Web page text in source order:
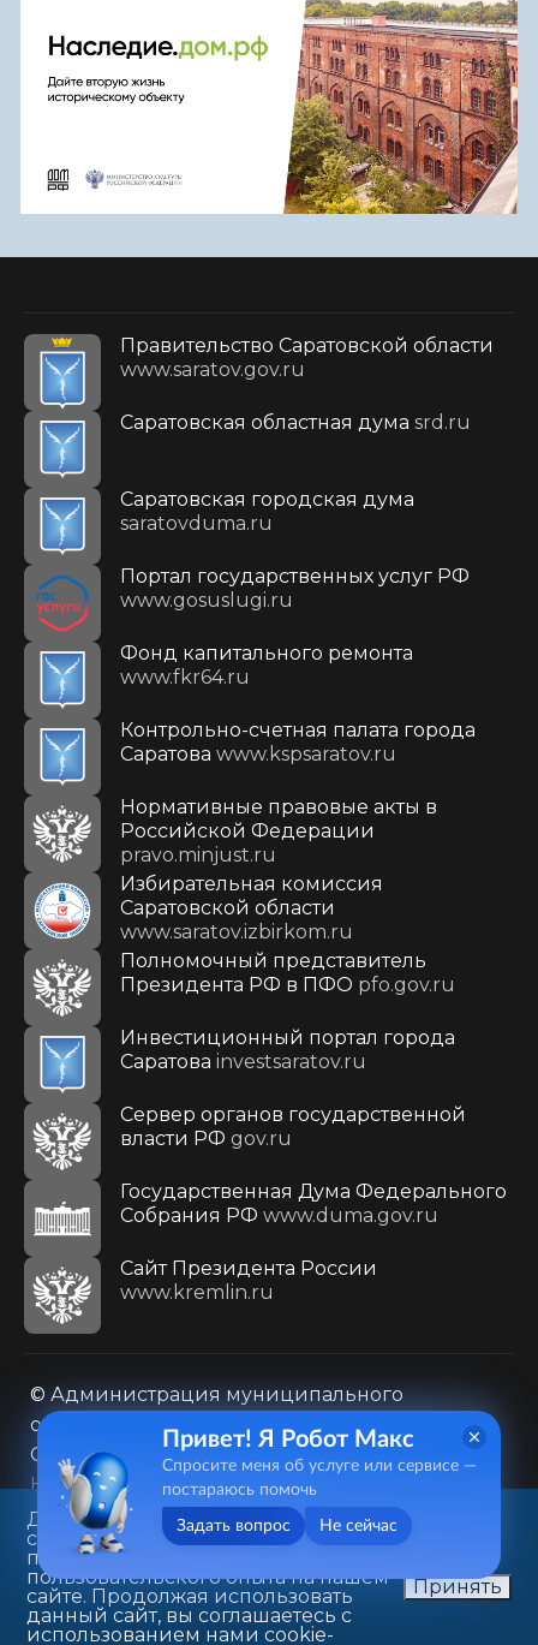
Правительство Саратовской области
www.saratov.gov.ru
Саратовская областная дума srd.ru
Саратовская городская дума
saratovduma.ru
Портал государственных услуг РФ
www.gosuslugi.ru
Фонд капитального ремонта
www.fkr64.ru
Контрольно-счетная палата города
Саратова www.kspsaratov.ru
Нормативные правовые акты в
Российской Федерации
pravo.minjust.ru
Избирательная комиссия
Саратовской области
www.saratov.izbirkom.ru
Полномочный представитель
Президента РФ в ПФО pfo.gov.ru
Инвестиционный портал города
Саратова investsaratov.ru
Сервер органов государственной
власти РФ gov.ru
Государственная Дума Федерального
Собрания РФ www.duma.gov.ru
Cайт Президента России
www.kremlin.ru
© Администрация муниципального
образования городского округа «Город
Саратов»
Контакты
Карта сайта
Политика в отношении обработки
персональных данных
410031, г. Саратов, ул. Первомайская, д. 78
+7(8452)26-02-49
Данный веб-сайт использует
cookie-файлы в целях
предоставления вам лучшего
пользовательского опыта на нашем
сайте. Продолжая использовать
данный сайт, вы соглашаетесь с
использованием нами cookie-
Принять
Привет! Я Робот Макс
Спросите меня об услуге или сервисе —
постараюсь помочь
Задать вопрос Не сейчас